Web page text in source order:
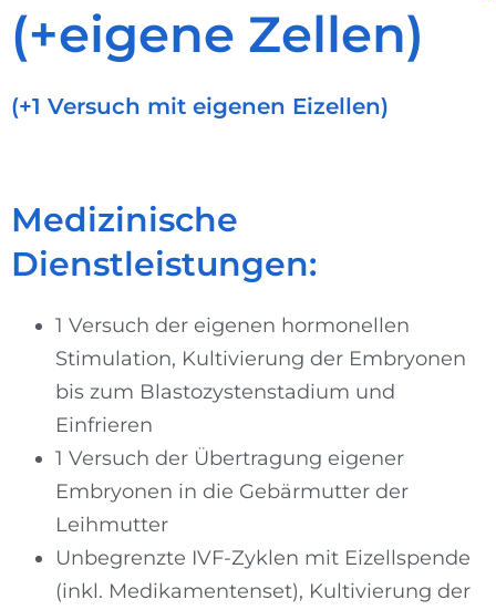
(+eigene Zellen)
(+1 Versuch mit eigenen Eizellen)
Medizinische
Dienstleistungen:
1 Versuch der eigenen hormonellen
Stimulation, Kultivierung der Embryonen
bis zum Blastozystenstadium und
Einfrieren
1 Versuch der Übertragung eigener
Embryonen in die Gebärmutter der
Leihmutter
Unbegrenzte IVF-Zyklen mit Eizellspende
(inkl. Medikamentenset), Kultivierung der